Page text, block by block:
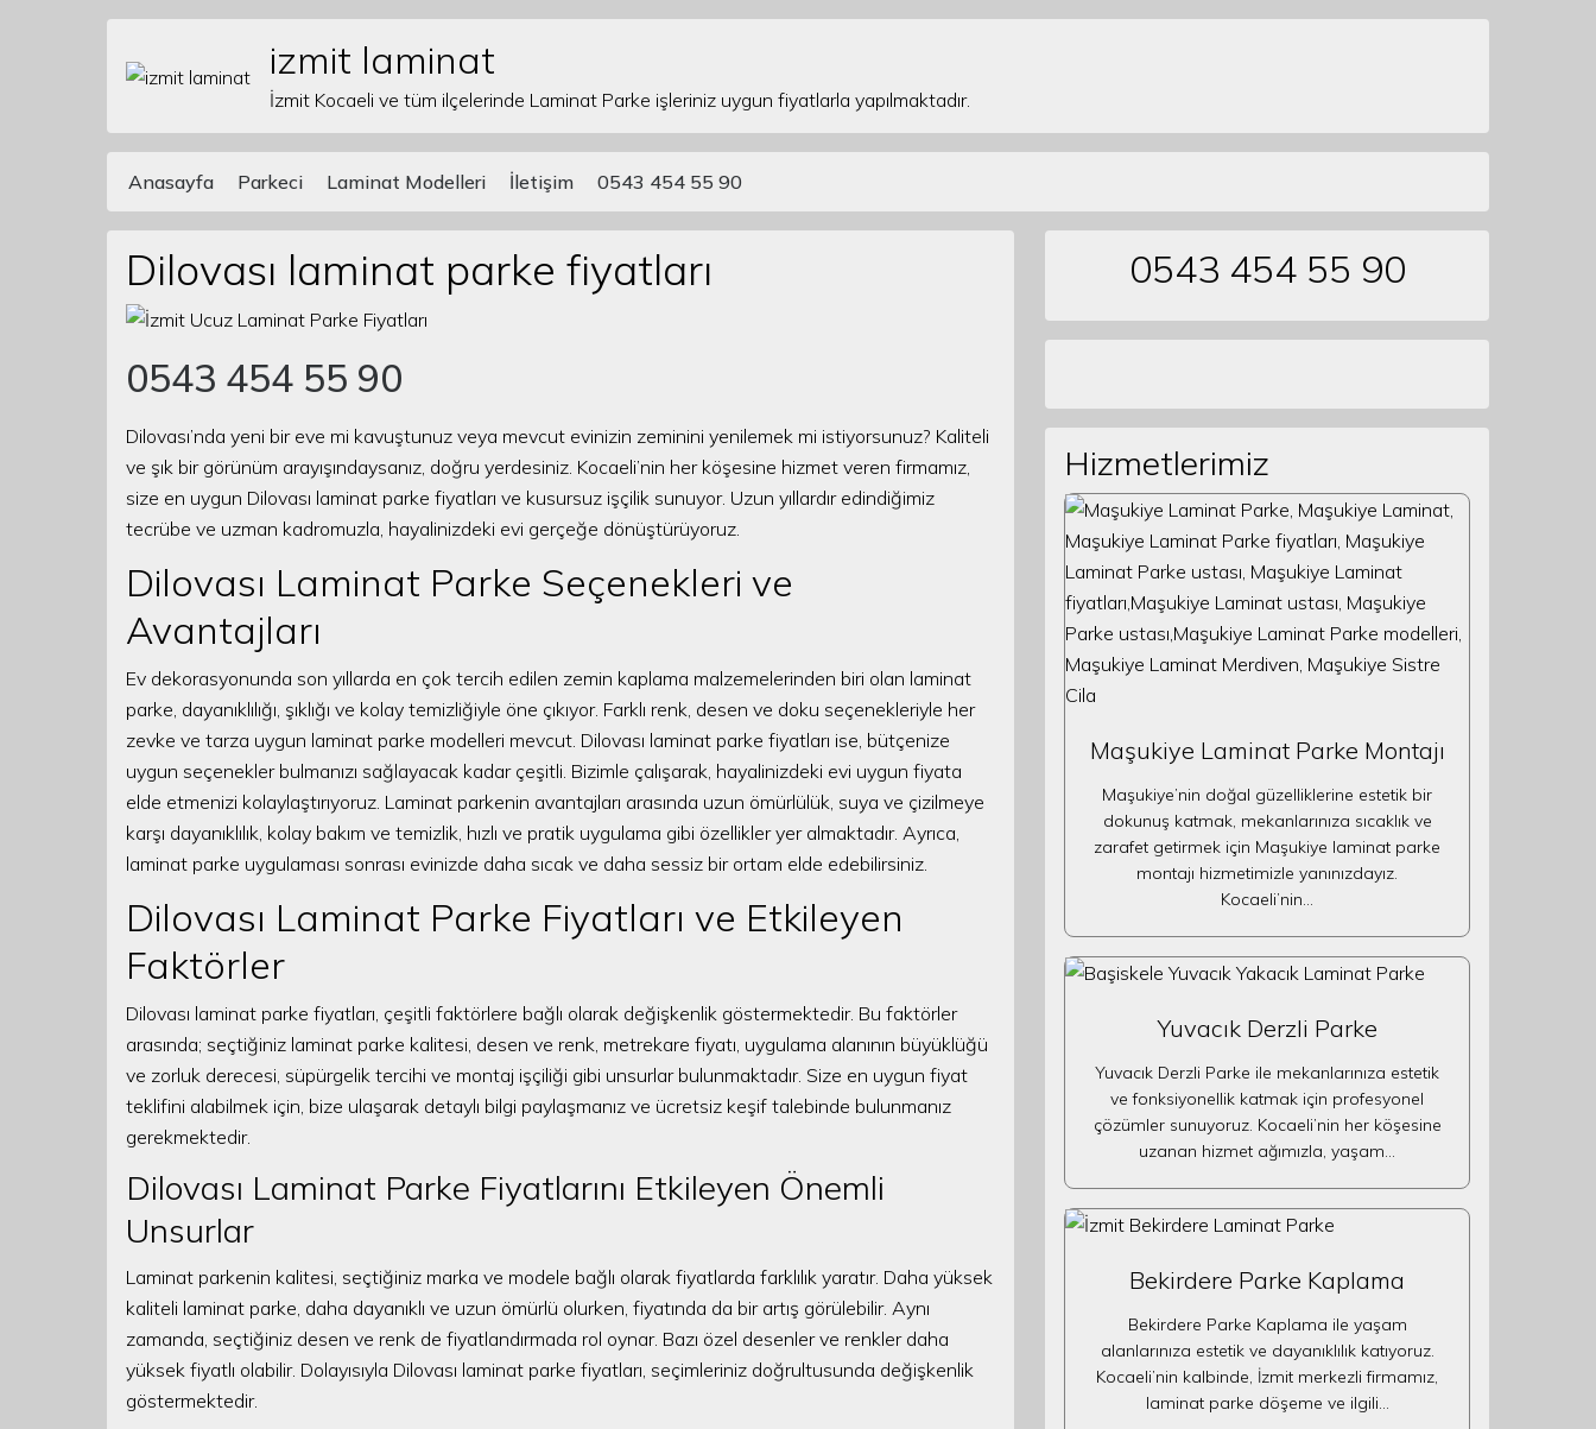
Skip to content izmit laminat
İzmit Kocaeli ve tüm ilçelerinde Laminat Parke işleriniz uygun fiyatlarla yapılmaktadır.
Main Navigation
Anasayfa Parkeci Laminat Modelleri İletişim 0543 454 55 90
Dilovası laminat parke fiyatları
0543 454 55 90
Dilovası’nda yeni bir eve mi kavuştunuz veya mevcut evinizin zeminini yenilemek mi istiyorsunuz? Kaliteli
ve şık bir görünüm arayışındaysanız, doğru yerdesiniz. Kocaeli’nin her köşesine hizmet veren firmamız,
size en uygun Dilovası laminat parke fiyatları ve kusursuz işçilik sunuyor. Uzun yıllardır edindiğimiz
tecrübe ve uzman kadromuzla, hayalinizdeki evi gerçeğe dönüştürüyoruz.
Dilovası Laminat Parke Seçenekleri ve
Avantajları
Ev dekorasyonunda son yıllarda en çok tercih edilen zemin kaplama malzemelerinden biri olan laminat
parke, dayanıklılığı, şıklığı ve kolay temizliğiyle öne çıkıyor. Farklı renk, desen ve doku seçenekleriyle her
zevke ve tarza uygun laminat parke modelleri mevcut. Dilovası laminat parke fiyatları ise, bütçenize
uygun seçenekler bulmanızı sağlayacak kadar çeşitli. Bizimle çalışarak, hayalinizdeki evi uygun fiyata
elde etmenizi kolaylaştırıyoruz. Laminat parkenin avantajları arasında uzun ömürlülük, suya ve çizilmeye
karşı dayanıklılık, kolay bakım ve temizlik, hızlı ve pratik uygulama gibi özellikler yer almaktadır. Ayrıca,
laminat parke uygulaması sonrası evinizde daha sıcak ve daha sessiz bir ortam elde edebilirsiniz.
Dilovası Laminat Parke Fiyatları ve Etkileyen
Faktörler
Dilovası laminat parke fiyatları, çeşitli faktörlere bağlı olarak değişkenlik göstermektedir. Bu faktörler
arasında; seçtiğiniz laminat parke kalitesi, desen ve renk, metrekare fiyatı, uygulama alanının büyüklüğü
ve zorluk derecesi, süpürgelik tercihi ve montaj işçiliği gibi unsurlar bulunmaktadır. Size en uygun fiyat
teklifini alabilmek için, bize ulaşarak detaylı bilgi paylaşmanız ve ücretsiz keşif talebinde bulunmanız
gerekmektedir.
Dilovası Laminat Parke Fiyatlarını Etkileyen Önemli
Unsurlar
Laminat parkenin kalitesi, seçtiğiniz marka ve modele bağlı olarak fiyatlarda farklılık yaratır. Daha yüksek
kaliteli laminat parke, daha dayanıklı ve uzun ömürlü olurken, fiyatında da bir artış görülebilir. Aynı
zamanda, seçtiğiniz desen ve renk de fiyatlandırmada rol oynar. Bazı özel desenler ve renkler daha
yüksek fiyatlı olabilir. Dolayısıyla Dilovası laminat parke fiyatları, seçimleriniz doğrultusunda değişkenlik
göstermektedir.
0543 454 55 90
Hizmetlerimiz
Maşukiye Laminat Parke Montajı
Maşukiye’nin doğal güzelliklerine estetik bir
dokunuş katmak, mekanlarınıza sıcaklık ve
zarafet getirmek için Maşukiye laminat parke
montajı hizmetimizle yanınızdayız.
Kocaeli’nin…
Yuvacık Derzli Parke
Yuvacık Derzli Parke ile mekanlarınıza estetik
ve fonksiyonellik katmak için profesyonel
çözümler sunuyoruz. Kocaeli’nin her köşesine
uzanan hizmet ağımızla, yaşam…
Bekirdere Parke Kaplama
Bekirdere Parke Kaplama ile yaşam
alanlarınıza estetik ve dayanıklılık katıyoruz.
Kocaeli’nin kalbinde, İzmit merkezli firmamız,
laminat parke döşeme ve ilgili…